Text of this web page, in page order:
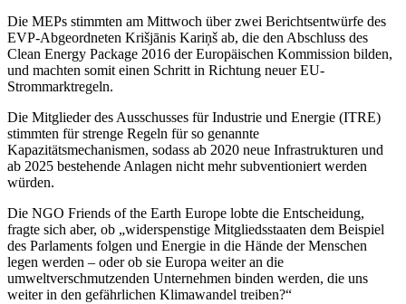
Die MEPs stimmten am Mittwoch über zwei Berichtsentwürfe des
EVP-Abgeordneten Krišjānis Kariņš ab, die den Abschluss des
Clean Energy Package 2016 der Europäischen Kommission bilden,
und machten somit einen Schritt in Richtung neuer EU-
Strommarktregeln.
Die Mitglieder des Ausschusses für Industrie und Energie (ITRE)
stimmten für strenge Regeln für so genannte
Kapazitätsmechanismen, sodass ab 2020 neue Infrastrukturen und
ab 2025 bestehende Anlagen nicht mehr subventioniert werden
würden.
Die NGO Friends of the Earth Europe lobte die Entscheidung,
fragte sich aber, ob „widerspenstige Mitgliedsstaaten dem Beispiel
des Parlaments folgen und Energie in die Hände der Menschen
legen werden – oder ob sie Europa weiter an die
umweltverschmutzenden Unternehmen binden werden, die uns
weiter in den gefährlichen Klimawandel treiben?“